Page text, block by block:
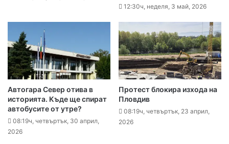
12:30ч, неделя, 3 май, 2026
Автогара Север отива в
историята. Къде ще спират
автобусите от утре?
08:19ч, четвъртък, 30 април,
2026
Протест блокира изхода на
Пловдив
08:19ч, четвъртък, 23 април,
2026